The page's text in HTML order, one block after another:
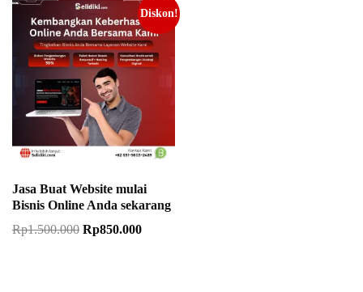
Diskon!
Jasa Buat Website mulai
Bisnis Online Anda sekarang
Rp1.500.000 Rp850.000
Mau kami bantu?
Barat, Kec. Jagakarsa, Kab. Jakarta Selatan, DKI Jakarta
12530